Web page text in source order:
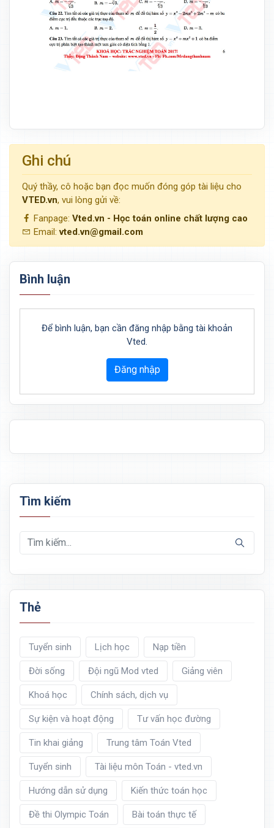
Ghi chú
Quý thầy, cô hoặc bạn đọc muốn đóng góp tài liệu cho
VTED.vn, vui lòng gửi về:
Fanpage: Vted.vn - Học toán online chất lượng cao
Email:vted.vn@gmail.com
Bình luận
Để bình luận, bạn cần đăng nhập bằng tài khoản
Vted.
Đăng nhập
Tìm kiếm
Thẻ
Tuyển sinh Lịch học Nạp tiền
Đời sống Đội ngũ Mod vted Giảng viên
Khoá học Chính sách, dịch vụ
Sự kiện và hoạt động Tư vấn học đường
Tin khai giảng Trung tâm Toán Vted
Tuyển sinh Tài liệu môn Toán - vted.vn
Hướng dẫn sử dụng Kiến thức toán học
Đề thi Olympic Toán Bài toán thực tế